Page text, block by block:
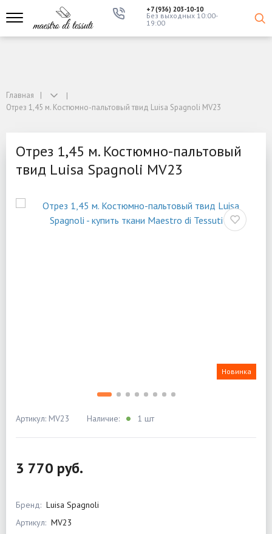
+7 (936) 203-10-10
Без выходных 10:00-
19:00
Главная
Отрез 1,45 м. Костюмно-пальтовый твид Luisa Spagnoli MV23
Отрез 1,45 м. Костюмно-пальтовый
твид Luisa Spagnoli MV23
Новинка
Артикул: MV23 Наличие: 1 шт
3 770 руб.
Бренд: Luisa Spagnoli
Артикул: MV23